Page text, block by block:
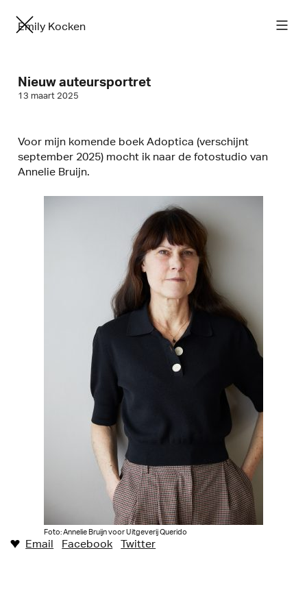
Emily Kocken
Nieuw auteursportret
13 maart 2025
Voor mijn komende boek Adoptica (verschijnt
september 2025) mocht ik naar de fotostudio van
Annelie Bruijn.
Foto: Annelie Bruijn voor Uitgeverij Querido
♥︎ Email Facebook Twitter